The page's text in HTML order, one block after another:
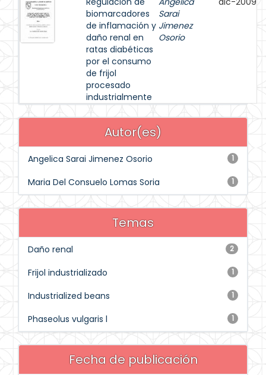
biomarcadores
de inflamación y
daño renal en
ratas diabéticas
por el consumo
de frijol
procesado
industrialmente
Sarai
Jimenez
Osorio
Autor(es)
1
Angelica Sarai Jimenez Osorio
1
Maria Del Consuelo Lomas Soria
Temas
2
Daño renal
1
Frijol industrializado
1
Industrialized beans
1
Phaseolus vulgaris l
Fecha de publicación